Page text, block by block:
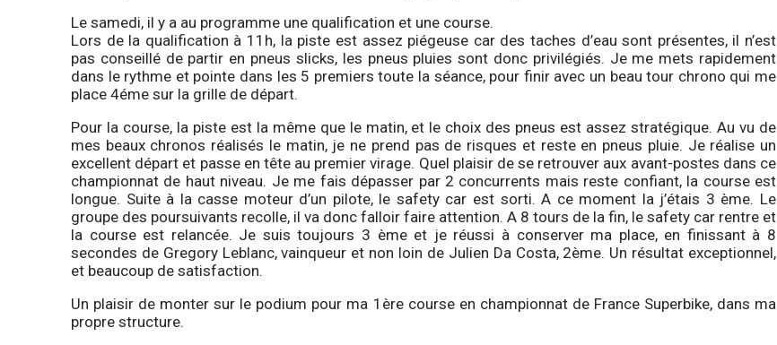
Le samedi, il y a au programme une qualification et une course.
Lors de la qualification à 11h, la piste est assez piégeuse car des taches d’eau sont présentes, il n’est
pas conseillé de partir en pneus slicks, les pneus pluies sont donc privilégiés. Je me mets rapidement
dans le rythme et pointe dans les 5 premiers toute la séance, pour finir avec un beau tour chrono qui me
place 4éme sur la grille de départ.
Pour la course, la piste est la même que le matin, et le choix des pneus est assez stratégique. Au vu de
mes beaux chronos réalisés le matin, je ne prend pas de risques et reste en pneus pluie. Je réalise un
excellent départ et passe en tête au premier virage. Quel plaisir de se retrouver aux avant-postes dans ce
championnat de haut niveau. Je me fais dépasser par 2 concurrents mais reste confiant, la course est
longue. Suite à la casse moteur d’un pilote, le safety car est sorti. A ce moment la j’étais 3 ème. Le
groupe des poursuivants recolle, il va donc falloir faire attention. A 8 tours de la fin, le safety car rentre et
la course est relancée. Je suis toujours 3 ème et je réussi à conserver ma place, en finissant à 8
secondes de Gregory Leblanc, vainqueur et non loin de Julien Da Costa, 2ème. Un résultat exceptionnel,
et beaucoup de satisfaction.
Un plaisir de monter sur le podium pour ma 1ère course en championnat de France Superbike, dans ma
propre structure.